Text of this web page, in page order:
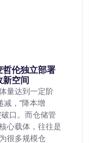
哲伦独立部署
空间
量达到一定阶
减，“降本增
口。而仓储管
心载体，往往是
很多规模仓